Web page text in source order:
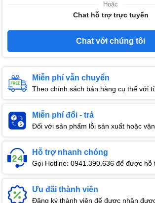
Hoặc
Chat hỗ trợ trực tuyến
Chat với chúng tôi
Miễn phí vẫn chuyển
Theo chính sách bán hàng cụ thể với
Miễn phí đổi - trả
Đối với sản phẩm lỗi sản xuất hoặc
Hỗ trợ nhanh chóng
Gọi Hotline: 0941.390.636 để được hỗ
Ưu đãi thành viên
Đăng ký thành viên để được nhận